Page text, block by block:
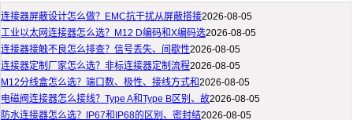
连接器屏蔽设计怎么做？EMC抗干扰从屏蔽搭接2026-08-05
工业以太网连接器怎么选？M12 D编码和X编码选2026-08-05
连接器接触不良怎么排查？信号丢失、间歇性2026-08-05
连接器定制厂家怎么选？非标连接器定制流程2026-08-05
M12分线盒怎么选？端口数、极性、接线方式和2026-08-05
电磁阀连接器怎么接线？Type A和Type B区别、故2026-08-05
防水连接器怎么选？IP67和IP68的区别、密封结2026-08-05